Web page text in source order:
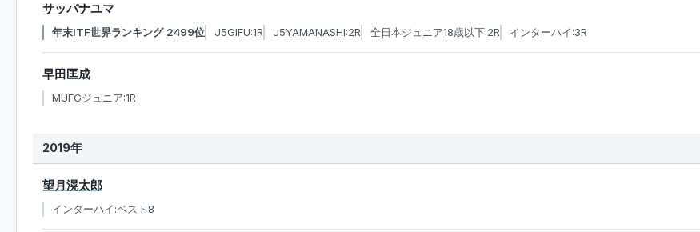
サッバナユマ
年末ITF世界ランキング 2499位 J5GIFU:1R J5YAMANASHI:2R 全日本ジュニア18歳以下:2R インターハイ:3R
早田匡成
MUFGジュニア:1R
2019年
望月滉太郎
インターハイ:ベスト8